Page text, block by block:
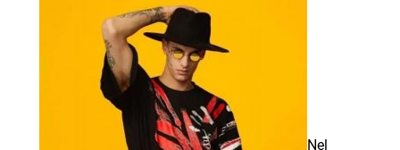
Nel